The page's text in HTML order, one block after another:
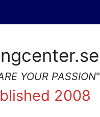
YOUR PASSION"
2008